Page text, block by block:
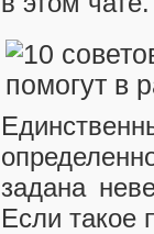
задана
Если такое